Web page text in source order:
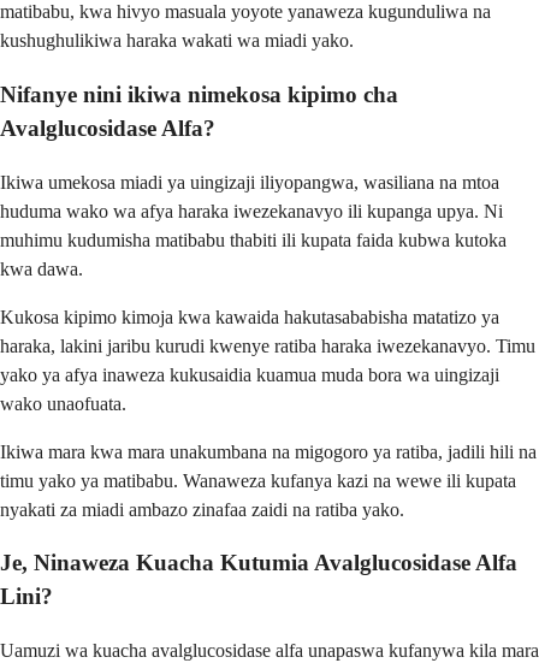
matibabu, kwa hivyo masuala yoyote yanaweza kugunduliwa na
kushughulikiwa haraka wakati wa miadi yako.
Nifanye nini ikiwa nimekosa kipimo cha
Avalglucosidase Alfa?
Ikiwa umekosa miadi ya uingizaji iliyopangwa, wasiliana na mtoa
huduma wako wa afya haraka iwezekanavyo ili kupanga upya. Ni
muhimu kudumisha matibabu thabiti ili kupata faida kubwa kutoka
kwa dawa.
Kukosa kipimo kimoja kwa kawaida hakutasababisha matatizo ya
haraka, lakini jaribu kurudi kwenye ratiba haraka iwezekanavyo. Timu
yako ya afya inaweza kukusaidia kuamua muda bora wa uingizaji
wako unaofuata.
Ikiwa mara kwa mara unakumbana na migogoro ya ratiba, jadili hili na
timu yako ya matibabu. Wanaweza kufanya kazi na wewe ili kupata
nyakati za miadi ambazo zinafaa zaidi na ratiba yako.
Je, Ninaweza Kuacha Kutumia Avalglucosidase Alfa
Lini?
Uamuzi wa kuacha avalglucosidase alfa unapaswa kufanywa kila mara